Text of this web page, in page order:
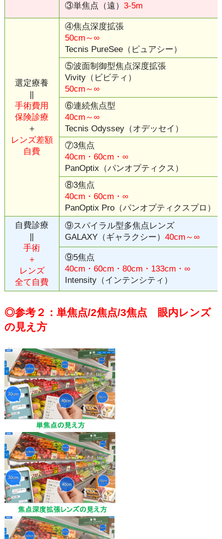
③単焦点（遠）3-5m
選定療養
||
手術費用
保険診療
＋
レンズ差額
自費
④焦点深度拡張
50cm～∞
Tecnis PureSee（ピュアシー）
⑤波面制御型焦点深度拡張
Vivity（ビビティ）
50cm～∞
⑥連続焦点型
40cm～∞
Tecnis Odyssey（オデッセイ）
⑦3焦点
40cm・60cm・∞
PanOptix（パンオプティクス）
⑧3焦点
40cm・60cm・∞
PanOptix Pro（パンオプティクスプロ）
自費診療
||
手術
＋
レンズ
全て自費
⑨スパイラル型多焦点レンズ
GALAXY（ギャラクシー）40cm～∞
⑨5焦点
40cm・60cm・80cm・133cm・∞
Intensity（インテンシティ）
◎参考２：単焦点/2焦点/3焦点 眼内レンズ
の見え方